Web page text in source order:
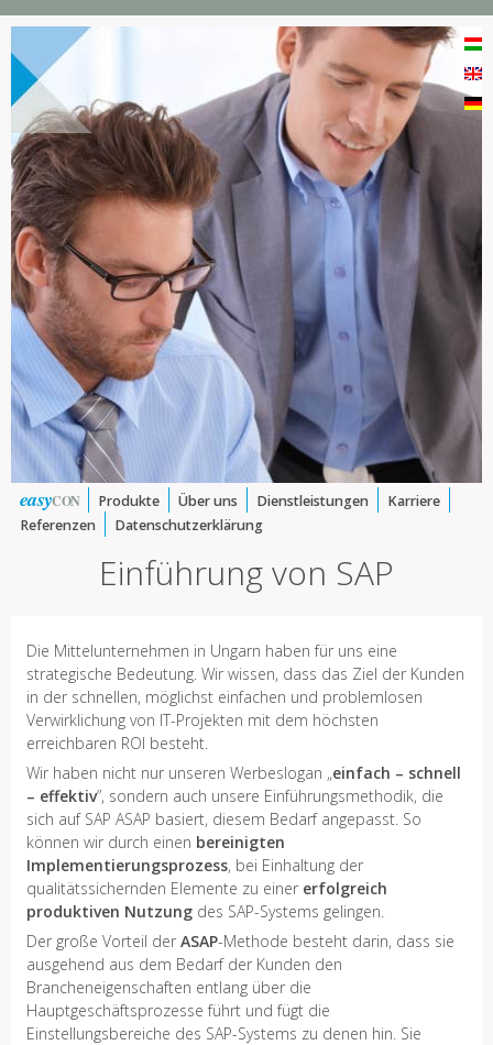
Direkt zum Inhalt
easyCON Produkte Über uns Dienstleistungen
Karriere
Referenzen
Datenschutzerklärung
Einführung von SAP
Die Mittelunternehmen in Ungarn haben für uns eine
strategische Bedeutung. Wir wissen, dass das Ziel der Kunden
in der schnellen, möglichst einfachen und problemlosen
Verwirklichung von IT-Projekten mit dem höchsten
erreichbaren ROI besteht.
Wir haben nicht nur unseren Werbeslogan „einfach – schnell
– effektiv”, sondern auch unsere Einführungsmethodik, die
sich auf SAP ASAP basiert, diesem Bedarf angepasst. So
können wir durch einen bereinigten
Implementierungsprozess, bei Einhaltung der
qualitätssichernden Elemente zu einer erfolgreich
produktiven Nutzung des SAP-Systems gelingen.
Der große Vorteil der ASAP-Methode besteht darin, dass sie
ausgehend aus dem Bedarf der Kunden den
Brancheneigenschaften entlang über die
Hauptgeschäftsprozesse führt und fügt die
Einstellungsbereiche des SAP-Systems zu denen hin. Sie